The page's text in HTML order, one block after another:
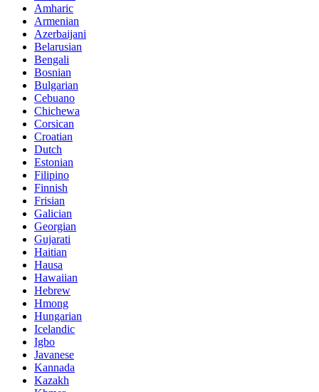
Amharic
Armenian
Azerbaijani
Belarusian
Bengali
Bosnian
Bulgarian
Cebuano
Chichewa
Corsican
Croatian
Dutch
Estonian
Filipino
Finnish
Frisian
Galician
Georgian
Gujarati
Haitian
Hausa
Hawaiian
Hebrew
Hmong
Hungarian
Icelandic
Igbo
Javanese
Kannada
Kazakh